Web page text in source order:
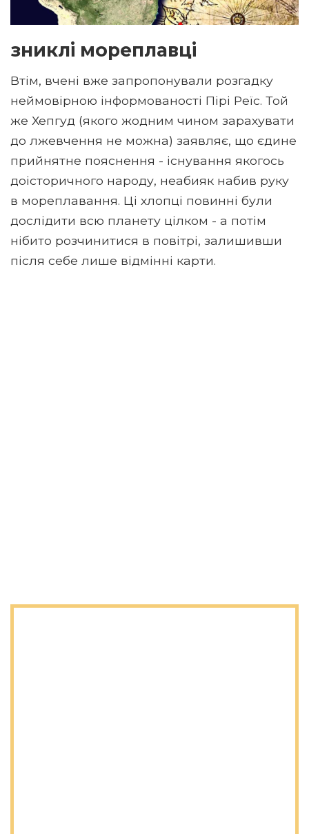
зниклі мореплавці
Втім, вчені вже запропонували розгадку
неймовірною інформованості Пірі Реїс. Той
же Хепгуд (якого жодним чином зарахувати
до лжевчення не можна) заявляє, що єдине
прийнятне пояснення - існування якогось
доісторичного народу, неабияк набив руку
в мореплавання. Ці хлопці повинні були
дослідити всю планету цілком - а потім
нібито розчинитися в повітрі, залишивши
після себе лише відмінні карти.